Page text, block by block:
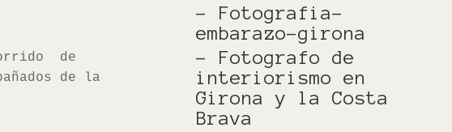
de
de la
- Fotografia-
embarazo-girona
- Fotografo de
interiorismo en
Girona y la Costa
Brava